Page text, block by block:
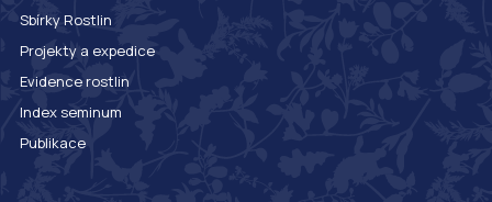
Sbírky Rostlin
Projekty a expedice
Evidence rostlin
Index seminum
Publikace